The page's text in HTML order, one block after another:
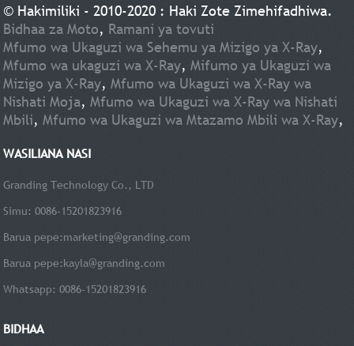
© Hakimiliki - 2010-2020 : Haki Zote Zimehifadhiwa.
Bidhaa za Moto, Ramani ya tovuti
Mfumo wa Ukaguzi wa Sehemu ya Mizigo ya X-Ray,
Mfumo wa ukaguzi wa X-Ray,Mifumo ya Ukaguzi wa
Mizigo ya X-Ray,Mfumo wa Ukaguzi wa X-Ray wa
Nishati Moja,Mfumo wa Ukaguzi wa X-Ray wa Nishati
Mbili,Mfumo wa Ukaguzi wa Mtazamo Mbili wa X-Ray,
WASILIANA NASI
Granding Technology Co., LTD
Simu: 0086-15201823916
Barua pepe:marketing@granding.com
Barua pepe:kayla@granding.com
Whatsapp: 0086-15201823916
BIDHAA